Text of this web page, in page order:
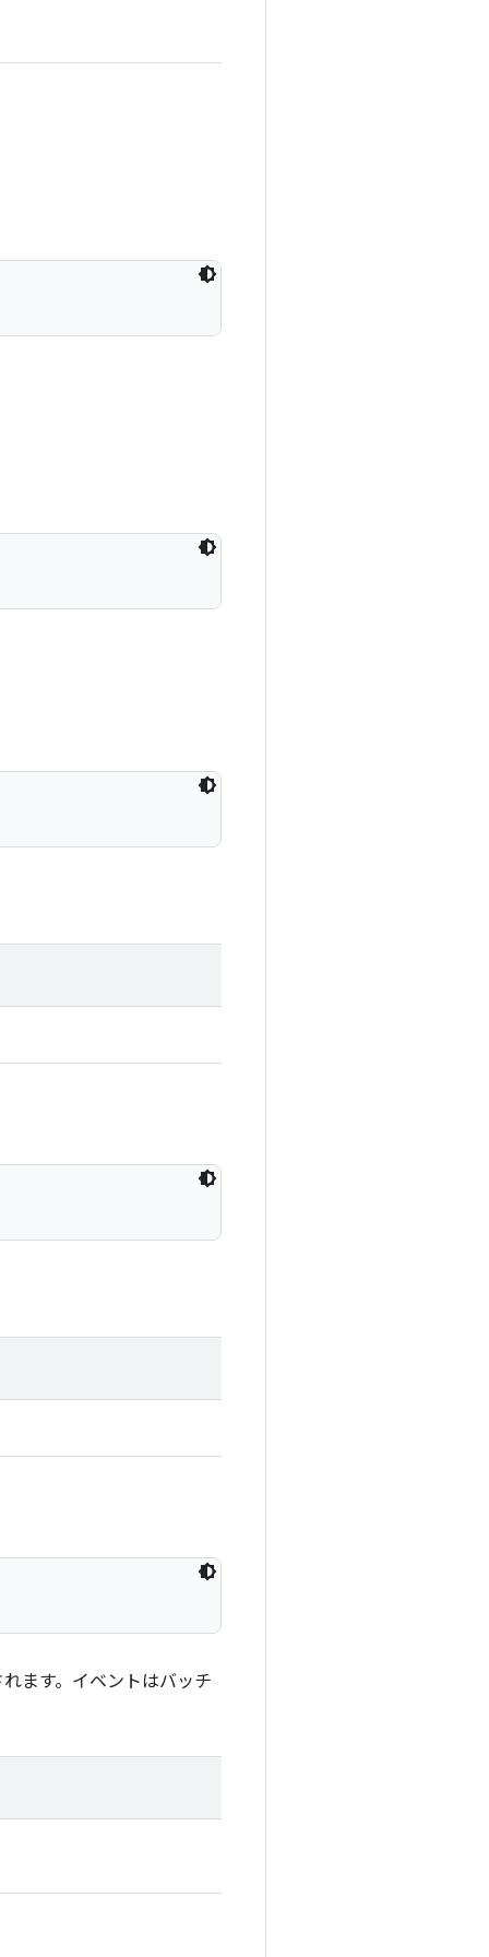
ます。イベントはバッチ